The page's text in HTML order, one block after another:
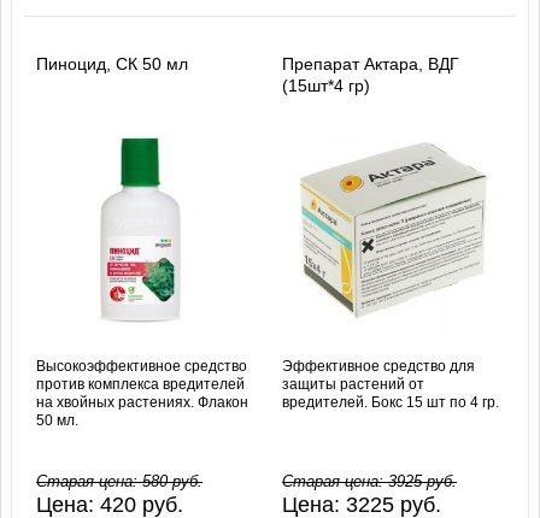
Пиноцид, СК 50 мл
Высокоэффективное средство
против комплекса вредителей
на хвойных растениях. Флакон
50 мл.
Старая цена:580руб.
Цена:420 руб.
Препарат Актара, ВДГ
(15шт*4 гр)
Эффективное средство для
защиты растений от
вредителей. Бокс 15 шт по 4 гр.
Старая цена:3925руб.
Цена: 3225 руб.